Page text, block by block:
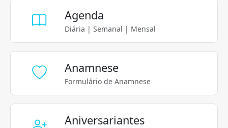
Agenda
Diária | Semanal | Mensal
Anamnese
Formulário de Anamnese
Aniversariantes